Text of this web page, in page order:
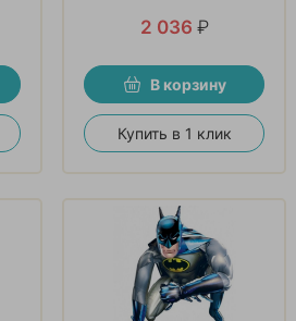
2 036 ₽
В корзину
Купить в 1 клик